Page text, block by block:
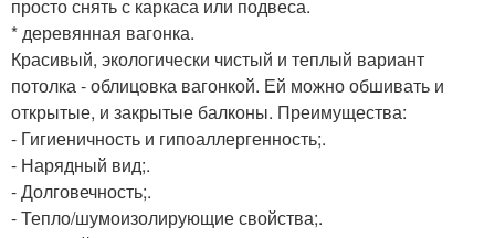
просто снять с каркаса или подвеса.
* деревянная вагонка.
Красивый, экологически чистый и теплый вариант
потолка - облицовка вагонкой. Ей можно обшивать и
открытые, и закрытые балконы. Преимущества:
- Гигиеничность и гипоаллергенность;.
- Нарядный вид;.
- Долговечность;.
- Тепло/шумоизолирующие свойства;.